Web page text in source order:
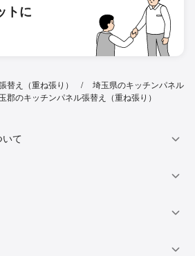
トに
替え（重ね張り）
埼玉県のキッチンパネル
郡のキッチンパネル張替え（重ね張り）
て